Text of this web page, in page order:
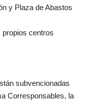
y Plaza de Abastos
centros
subvencionadas
Corresponsables, la